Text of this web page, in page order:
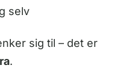
selv
sig til – det er
.